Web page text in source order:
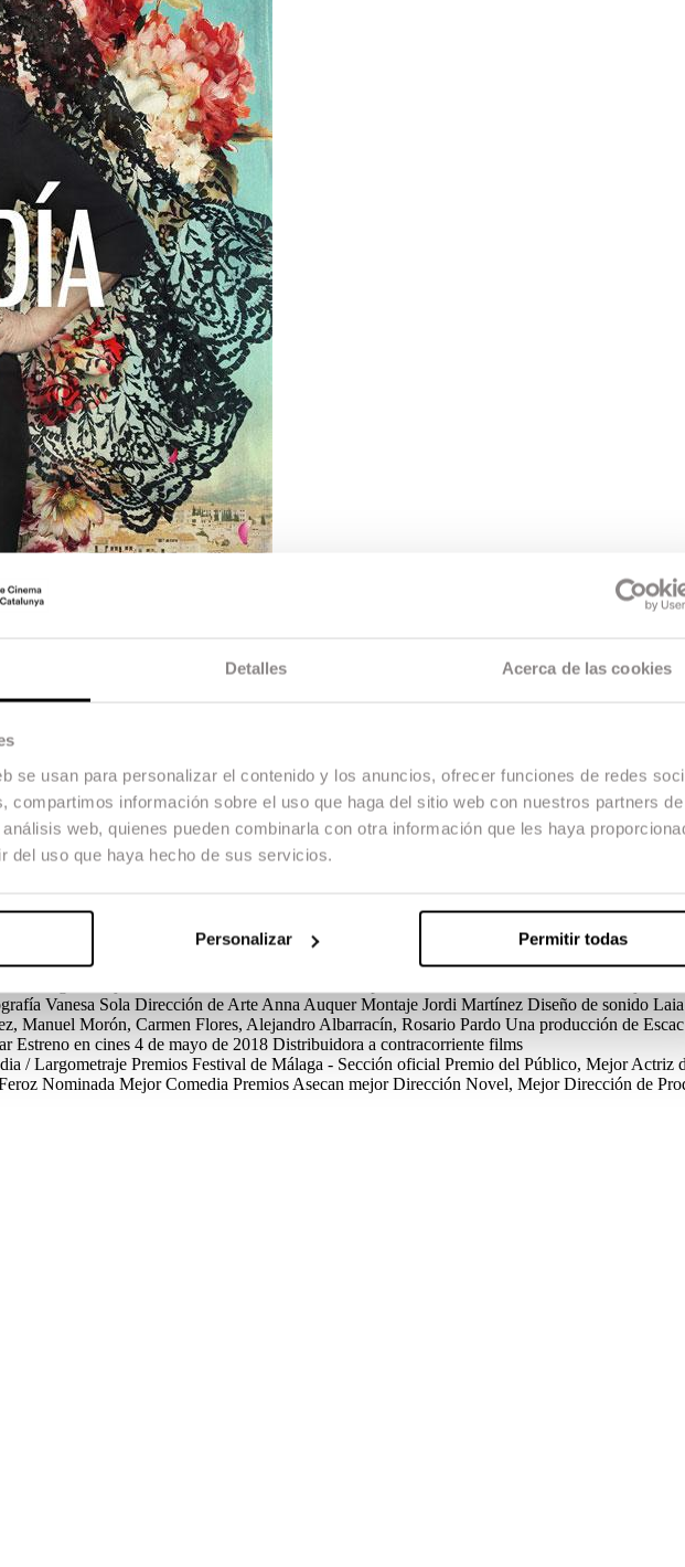
Detalles Acerca de las cookies
se usan para personalizar el contenido y los anuncios, ofrecer funciones de redes
compartimos información sobre el uso que haga del sitio web con nuestros partners de
web, quienes pueden combinarla con otra información que les haya
del uso que haya hecho de sus servicios.
Personalizar Permitir todas
de su cofradía. Pero se lleva un gran chasco cuando el grupo elige a Ignacio, su
Tiene medio pueblo en casa, la otra mitad en la calle y todos la necesitan. Pero ella solo
/ Largometraje
Vanesa Sola Dirección de Arte Anna Auquer Montaje Jordi Martínez Diseño de sonido
Manuel Morón, Carmen Flores, Alejandro Albarracín, Rosario Pardo Una producción de
Estreno en cines 4 de mayo de 2018 Distribuidora a contracorriente films
/ Largometraje Premios Festival de Málaga - Sección oficial Premio del Público, Mejor Actriz
Nominada Mejor Comedia Premios Asecan mejor Dirección Novel, Mejor Dirección de